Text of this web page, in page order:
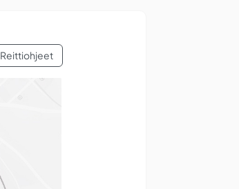
Reittiohjeet